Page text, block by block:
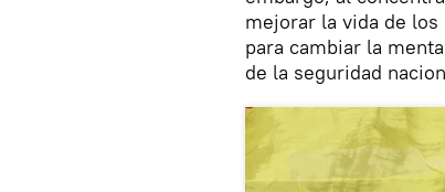
mejorar la vida de
para cambiar la
de la seguridad